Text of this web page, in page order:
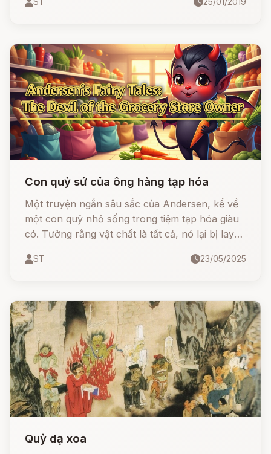
Con quỷ sứ của ông hàng tạp hóa
Một truyện ngắn sâu sắc của Andersen, kể về
một con quỷ nhỏ sống trong tiệm tạp hóa giàu
có. Tưởng rằng vật chất là tất cả, nó lại bị lay
của một chàng sinh viên nghèo sống trên gác
ST 23/05/2025
Quỷ dạ xoa